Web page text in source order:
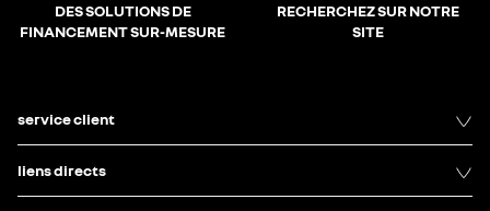
DES SOLUTIONS DE
FINANCEMENT SUR-MESURE
RECHERCHEZ SUR NOTRE
SITE
service client
liens directs